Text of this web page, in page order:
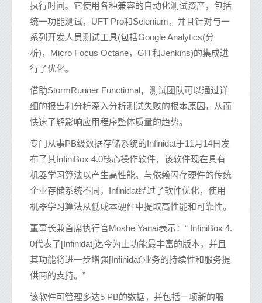
执行时间。它使用各种兼容的自动化测试资产，包括
统一功能测试，UFT Pro和Selenium，并且针对与一
系列开发人员测试工具(包括Google Analytics(分
析)，Micro Focus Octane，GIT和Jenkins)的集成进
行了优化。
借助StormRunner Functional，测试团队可以通过详
细的报告和分析深入分析测试失败的根本原因，从而
快速了解影响应用程序整体质量的趋势。
专门从事PB级数据存储系统的Infinidat于11月14日发
布了其InfiniBox 4.0核心操作软件，该软件现在具有
机器学习算法以产生高性能。与依赖闪存硬件的传统
企业存储系统不同，Infinidat经过了软件优化，使用
机器学习算法从低成本硬件中提取高性能和可靠性。
董事长兼首席执行官Moshe Yanai表示：“ InfiniBox 4.
0代表了[Infinidat]迄今为止功能最丰富的版本，并且
其功能将进一步增强[Infinidat]业务的持续性和服务提
供商的支持。”
该软件可管理多达5 PB的数据，并包括一项新的服